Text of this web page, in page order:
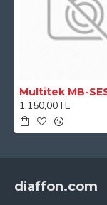
1.150,00TL
diaffon.com